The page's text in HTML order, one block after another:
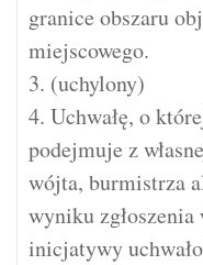
granice obszaru
miejscowego.
3. (uchylony)
4. Uchwałę, o
podejmuje z
wójta, burmistrza
wyniku
inicjatywy